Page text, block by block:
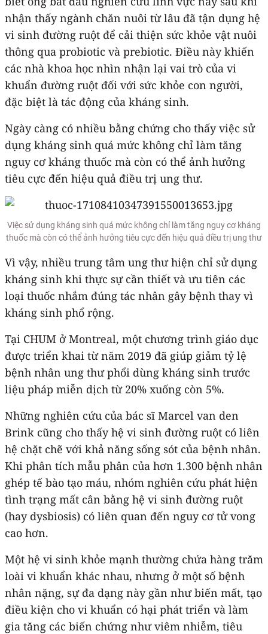
nhận thấy ngành chăn nuôi từ lâu đã tận dụng hệ
vi sinh đường ruột để cải thiện sức khỏe vật nuôi
thông qua probiotic và prebiotic. Điều này khiến
các nhà khoa học nhìn nhận lại vai trò của vi
khuẩn đường ruột đối với sức khỏe con người,
đặc biệt là tác động của kháng sinh.
Ngày càng có nhiều bằng chứng cho thấy việc sử
dụng kháng sinh quá mức không chỉ làm tăng
nguy cơ kháng thuốc mà còn có thể ảnh hưởng
tiêu cực đến hiệu quả điều trị ung thư.
Việc sử dụng kháng sinh quá mức không chỉ làm tăng nguy cơ kháng
thuốc mà còn có thể ảnh hưởng tiêu cực đến hiệu quả điều trị ung thư
Vì vậy, nhiều trung tâm ung thư hiện chỉ sử dụng
kháng sinh khi thực sự cần thiết và ưu tiên các
loại thuốc nhắm đúng tác nhân gây bệnh thay vì
kháng sinh phổ rộng.
Tại CHUM ở Montreal, một chương trình giáo dục
được triển khai từ năm 2019 đã giúp giảm tỷ lệ
bệnh nhân ung thư phổi dùng kháng sinh trước
liệu pháp miễn dịch từ 20% xuống còn 5%.
Những nghiên cứu của bác sĩ Marcel van den
Brink cũng cho thấy hệ vi sinh đường ruột có liên
hệ chặt chẽ với khả năng sống sót của bệnh nhân.
Khi phân tích mẫu phân của hơn 1.300 bệnh nhân
ghép tế bào tạo máu, nhóm nghiên cứu phát hiện
tình trạng mất cân bằng hệ vi sinh đường ruột
(hay dysbiosis) có liên quan đến nguy cơ tử vong
cao hơn.
Một hệ vi sinh khỏe mạnh thường chứa hàng trăm
loài vi khuẩn khác nhau, nhưng ở một số bệnh
nhân nặng, sự đa dạng này gần như biến mất, tạo
điều kiện cho vi khuẩn có hại phát triển và làm
gia tăng các biến chứng như viêm nhiễm, tiêu